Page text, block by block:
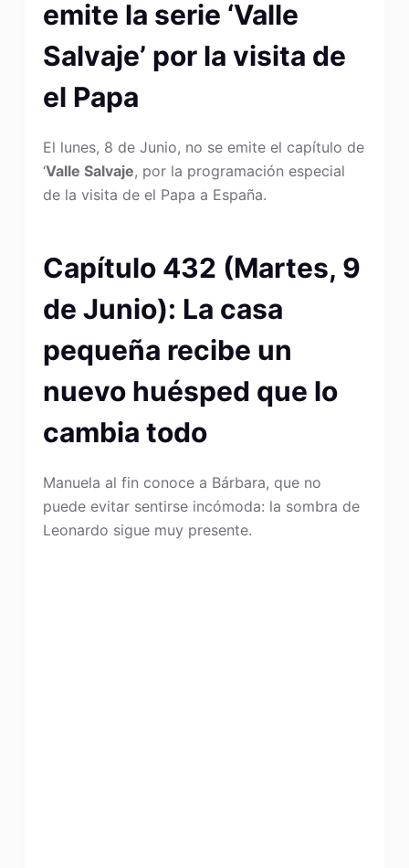
emite la serie ‘Valle
Salvaje’ por la visita de
el Papa
El lunes, 8 de Junio, no se emite el capítulo de
‘Valle Salvaje, por la programación especial
de la visita de el Papa a España.
Capítulo 432 (Martes, 9
de Junio): La casa
pequeña recibe un
nuevo huésped que lo
cambia todo
Manuela al fin conoce a Bárbara, que no
puede evitar sentirse incómoda: la sombra de
Leonardo sigue muy presente.